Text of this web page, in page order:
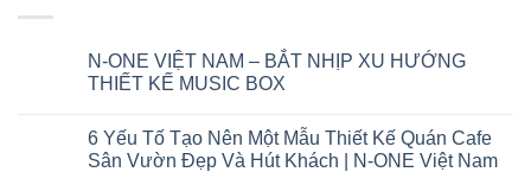
N-ONE VIỆT NAM – BẮT NHỊP XU HƯỚNG
THIẾT KẾ MUSIC BOX
6 Yếu Tố Tạo Nên Một Mẫu Thiết Kế Quán Cafe
Sân Vườn Đẹp Và Hút Khách | N-ONE Việt Nam